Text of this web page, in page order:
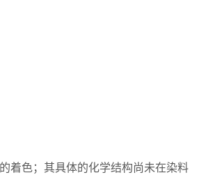
着色；其具体的化学结构尚未在染料